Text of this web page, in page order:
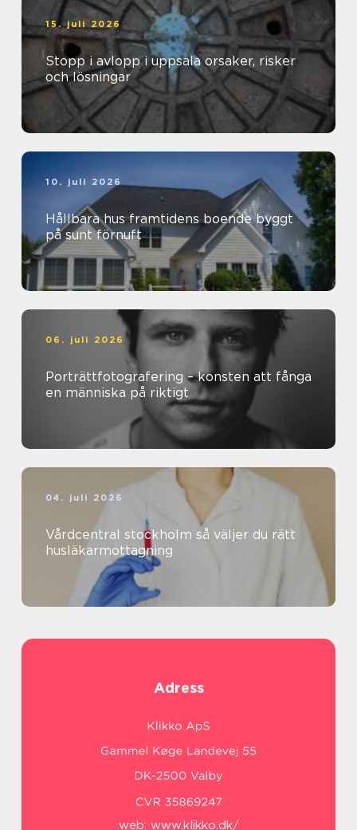
15. juli 2026
Stopp i avlopp i uppsala orsaker, risker
och lösningar
10. juli 2026
Hållbara hus framtidens boende byggt
på sunt förnuft
06. juli 2026
Porträttfotografering – konsten att fånga
en människa på riktigt
04. juli 2026
Vårdcentral stockholm så väljer du rätt
husläkarmottagning
Adress
web: www.klikko.dk/